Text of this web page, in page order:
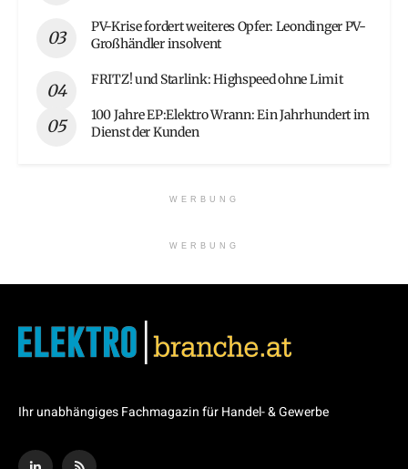
PV-Krise fordert weiteres Opfer: Leondinger PV-
Großhändler insolvent
FRITZ! und Starlink: Highspeed ohne Limit
100 Jahre EP:Elektro Wrann: Ein Jahrhundert im
Dienst der Kunden
WERBUNG
WERBUNG
Ihr unabhängiges Fachmagazin für Handel- & Gewerbe